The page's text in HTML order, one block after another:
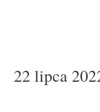
22 lipca